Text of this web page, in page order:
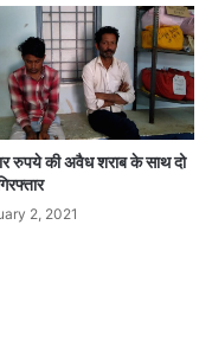
रुपये की अवैध शराब के साथ दो
2, 2021